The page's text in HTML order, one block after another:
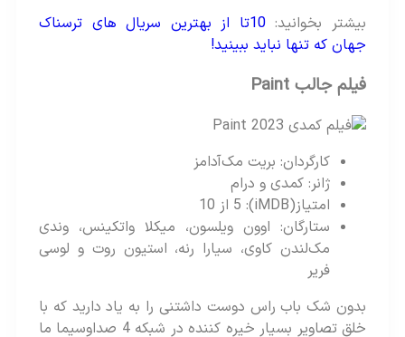
بیشتر بخوانید:
10تا از بهترین سریال های ترسناک
جهان که تنها نباید ببینید!
فیلم جالب Paint
کارگردان: بریت مک‌آدامز
ژانر: کمدی و درام
امتیاز(iMDB): 5 از 10
ستارگان: اوون ویلسون، میکلا واتکینس، وندی
مک‌لندن کاوی، سیارا رنه، استیون روت و لوسی
بدون شک باب راس دوست داشتنی را به یاد دارید که با
خلق تصاویر بسیار خیره کننده در شبکه 4 صداوسیما ما